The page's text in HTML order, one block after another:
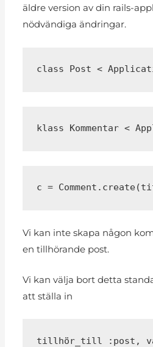
äldre version av din rails-
nödvändiga ändringar.
class Post <
klass Kommentar <
c =
Vi kan inte skapa någon
en tillhörande post.
Vi kan välja bort detta
att ställa in
tillhör_till :post,